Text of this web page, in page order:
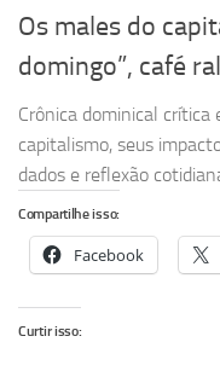
Os males do
domingo”, café
Crônica dominical
capitalismo, seus
dados e reflexão
Compartilhe isso:
Facebook
Curtir isso: